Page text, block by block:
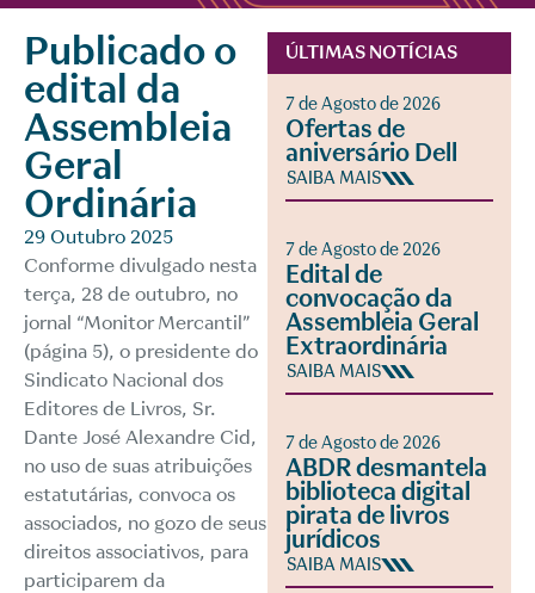
Publicado o
edital da
Assembleia
Geral
Ordinária
29 Outubro 2025
Conforme divulgado nesta
terça, 28 de outubro, no
jornal “Monitor Mercantil”
(página 5), o presidente do
Sindicato Nacional dos
Editores de Livros, Sr.
Dante José Alexandre Cid,
no uso de suas atribuições
estatutárias, convoca os
associados, no gozo de seus
direitos associativos, para
participarem da
ÚLTIMAS NOTÍCIAS
7 de Agosto de 2026
Ofertas de
aniversário Dell
SAIBA MAIS
7 de Agosto de 2026
Edital de
convocação da
Assembleia Geral
Extraordinária
SAIBA MAIS
7 de Agosto de 2026
ABDR desmantela
biblioteca digital
pirata de livros
jurídicos
SAIBA MAIS